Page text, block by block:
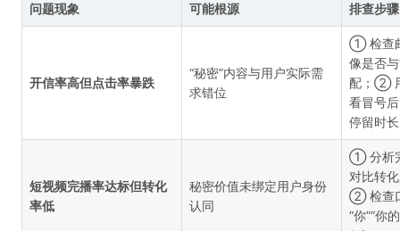
问题现象 可能根源 排查步骤
开信率高但点击率暴跌
“秘密”内容与用户实际需
求错位
① 检查
像是否
配；②
看冒号
停留时长
短视频完播率达标但转化
率低
秘密价值未绑定用户身份
认同
① 分析
对比转
② 检查
“你”“你